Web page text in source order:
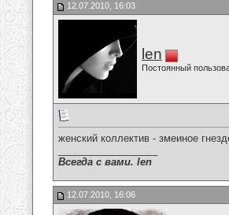
12.07.2010, 16:03
len
Постоянный
женский коллектив - змеиное
Всегда с вами. len
12.07.2010, 16:06